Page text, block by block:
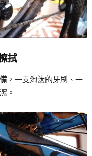
拭
，一支淘汰的牙刷、一
。